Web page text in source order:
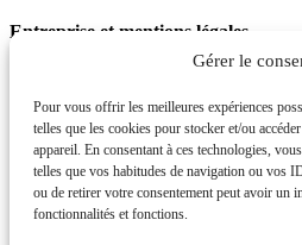
Gérer le
Pour vous offrir les meilleures expériences
telles que les cookies pour stocker et/ou
appareil. En consentant à ces technologies,
telles que vos habitudes de navigation ou vos
ou de retirer votre consentement peut avoir un
fonctionnalités et fonctions.
Entreprise et mentions légales
Nous contacter
Aide et assistance
Mentions légales et
Cybersécurité et sécurité de